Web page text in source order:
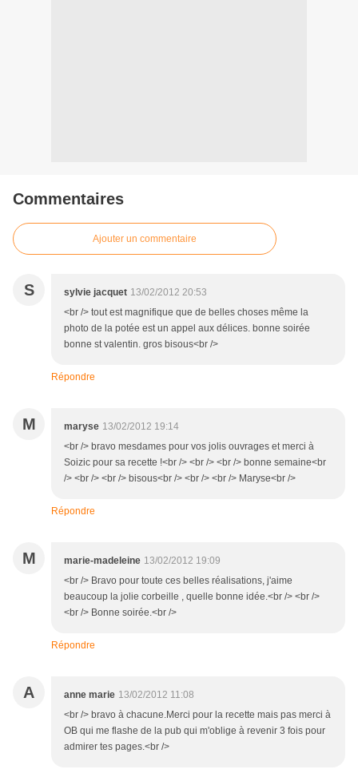
Commentaires
Ajouter un commentaire
S sylvie jacquet 13/02/2012 20:53
<br /> tout est magnifique que de belles choses même la
photo de la potée est un appel aux délices. bonne soirée
bonne st valentin. gros bisous<br />
Répondre
M maryse 13/02/2012 19:14
<br /> bravo mesdames pour vos jolis ouvrages et merci à
Soizic pour sa recette !<br /> <br /> <br /> bonne semaine<br
/> <br /> <br /> bisous<br /> <br /> <br /> Maryse<br />
Répondre
M marie-madeleine 13/02/2012 19:09
<br /> Bravo pour toute ces belles réalisations, j'aime
beaucoup la jolie corbeille , quelle bonne idée.<br /> <br />
<br /> Bonne soirée.<br />
Répondre
A anne marie 13/02/2012 11:08
<br /> bravo à chacune.Merci pour la recette mais pas merci à
OB qui me flashe de la pub qui m'oblige à revenir 3 fois pour
admirer tes pages.<br />